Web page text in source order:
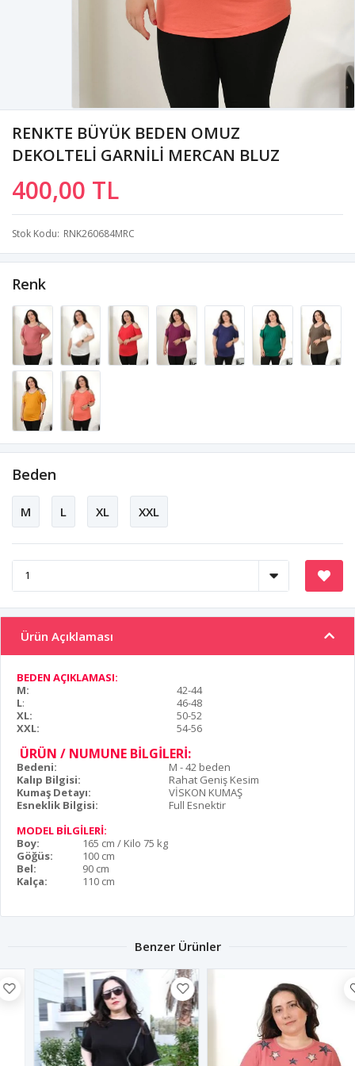
RENKTE BÜYÜK BEDEN OMUZ
DEKOLTELİ GARNİLİ MERCAN BLUZ
400,00 TL
Stok Kodu RNK260684MRC
Renk
Beden
M L XL XXL
Ürün Açıklaması
BEDEN AÇIKLAMASI:
M:
42-44
L:
46-48
XL:
50-52
XXL:
54-56
ÜRÜN / NUMUNE BİLGİLERİ:
Bedeni:
M - 42 beden
Kalıp Bilgisi:
Rahat Geniş Kesim
Kumaş Detayı:
VİSKON KUMAŞ
Esneklik Bilgisi:
Full Esnektir
MODEL BİLGİLERİ:
Boy:
165 cm / Kilo 75 kg
Göğüs:
100 cm
Bel:
90 cm
Kalça:
110 cm
Benzer Ürünler